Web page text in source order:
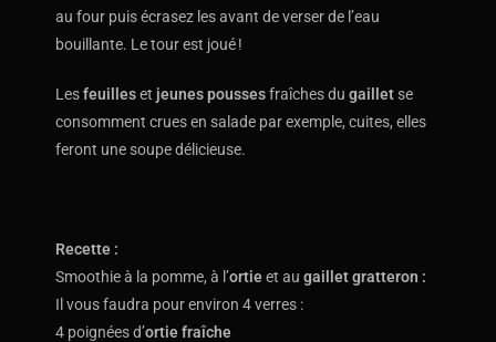
au four puis écrasez les avant de verser de l’eau
bouillante. Le tour est joué !
Lesfeuilleset jeunes poussesfraîches du gaillet se
consomment crues en salade par exemple, cuites, elles
feront une soupe délicieuse.
Recette :
Smoothie à la pomme, à l’ortie et au gaillet gratteron :
Il vous faudra pour environ 4 verres :
4 poignées d’ortie fraîche